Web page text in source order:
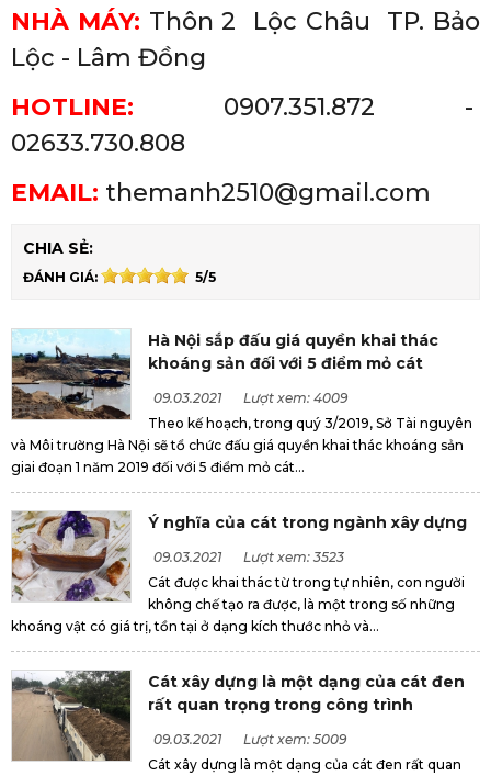
NHÀ MÁY: Thôn 2 Lộc Châu
TP. Bảo
Lộc - Lâm Đồng
HOTLINE:
0907.351.872 -
02633.730.808
EMAIL: themanh2510@gmail.com
CHIA SẺ:
ĐÁNH GIÁ: 5/5
Hà Nội sắp đấu giá quyền khai thác
khoáng sản đối với 5 điểm mỏ cát
09.03.2021
Lượt xem: 4009
Theo kế hoạch, trong quý 3/2019, Sở Tài nguyên
và Môi trường Hà Nội sẽ tổ chức đấu giá quyền khai thác khoáng sản
giai đoạn 1 năm 2019 đối với 5 điểm mỏ cát...
Ý nghĩa của cát trong ngành xây dựng
09.03.2021
Lượt xem: 3523
Cát được khai thác từ trong tự nhiên, con người
không chế tạo ra được, là một trong số những
khoáng vật có giá trị, tồn tại ở dạng kích thước nhỏ và...
Cát xây dựng là một dạng của cát đen
rất quan trọng trong công trình
09.03.2021
Lượt xem: 5009
Cát xây dựng là một dạng của cát đen rất quan